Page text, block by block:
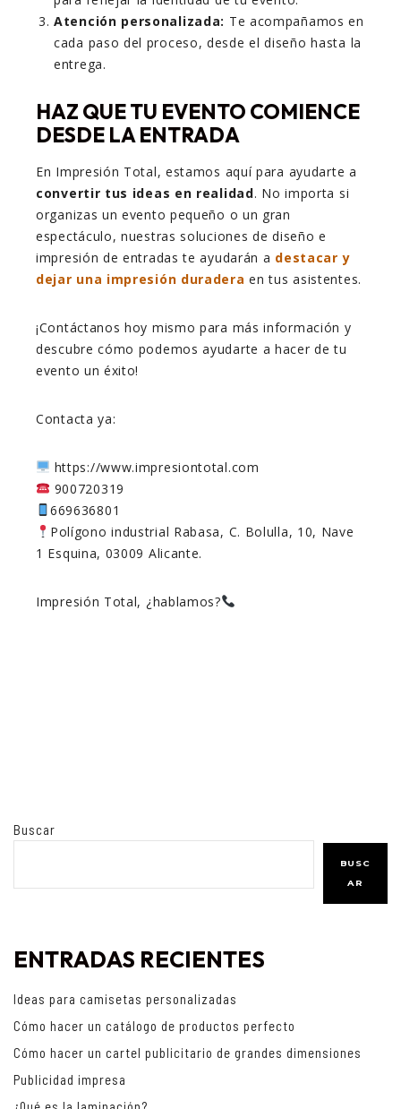
Atención personalizada: Te acompañamos en
cada paso del proceso, desde el diseño hasta la
entrega.
HAZ QUE TU EVENTO COMIENCE
DESDE LA ENTRADA
En Impresión Total, estamos aquí para ayudarte a
convertir tus ideas en realidad. No importa si
organizas un evento pequeño o un gran
espectáculo, nuestras soluciones de diseño e
impresión de entradas te ayudarán a destacar y
dejar una impresión duradera en tus asistentes.
¡Contáctanos hoy mismo para más información y
descubre cómo podemos ayudarte a hacer de tu
evento un éxito!
Contacta ya:
https://www.impresiontotal.com
900720319
669636801
Polígono industrial Rabasa, C. Bolulla, 10, Nave
1 Esquina, 03009 Alicante.
Impresión Total, ¿hablamos?
Buscar
BUSC
AR
ENTRADAS RECIENTES
Ideas para camisetas personalizadas
Cómo hacer un catálogo de productos perfecto
Cómo hacer un cartel publicitario de grandes dimensiones
Publicidad impresa